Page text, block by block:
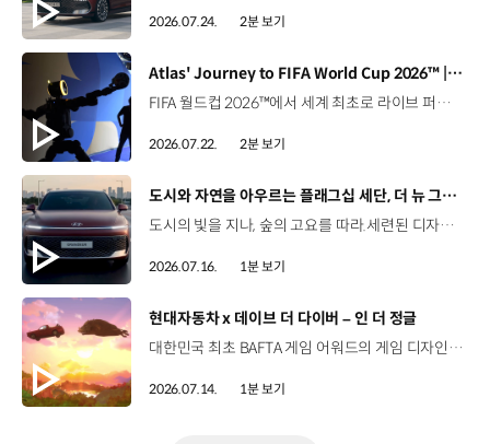
2026.07.24. 2분 보기
[동영상]
Atlas' Journey to FIFA World Cup 2026™ | 보스턴 다이나믹스
FIFA 월드컵 2026™에서 세계 최초로 라이브 퍼포먼스를 선보인 아틀라스.그 현장을 완성한 시니어 프로그램 매니저 세스 데이비스(Seth Davis)가 전하는 퍼포먼스의 비하인드 스토리를 만나보세요. 인터뷰 전문 보기 ▶ 자세히 보기 ▶ #현대자동차 #보스턴다이나믹스 #아틀라스 #로보틱스 #BostonDynamics #Atlas #Robotics #NextStartsNow
2026.07.22. 2분 보기
[동영상]
도시와 자연을 아우르는 플래그십 세단, 더 뉴 그랜저
도시의 빛을 지나, 숲의 고요를 따라.세련된 디자인과 정제된 주행 감각으로모든 순간을 편안하게 완성하는 더 뉴 그랜저를 만나보세요. *본 영상은 AI를 활용해 제작했습니다. #현대자동차 #더뉴그랜저 #플래그십세단 #그랜저 #플레오스커넥트
2026.07.16. 1분 보기
[동영상]
현대자동차 x 데이브 더 다이버 – 인 더 정글
대한민국 최초 BAFTA 게임 어워드의 게임 디자인 부문 수상에 빛나는‘데이브 더 다이버’의 최신 DLC에 포니 픽업이 등장합니다.데이브 더 다이버 - 인 더 정글 속 포니 픽업의 활약을 체험해 보세요. Steam, Nintendo Switch 2 Nintendo Switch, PS5 PS4, Xbox Series X|S, Epic Games Store에서 만나 볼 수 있습니다. #현대자동차 #데이브더다이버 #인더정글 #민트로켓 #게임콜라보 #포니픽업 #포니 유튜브 쇼츠 보기 >
2026.07.14. 1분 보기